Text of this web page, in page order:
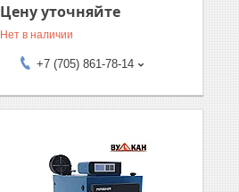
Цену уточняйте
Нет в наличии
+7 (705) 861-78-14